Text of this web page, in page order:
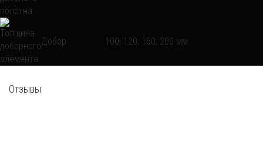
Добор 100, 120, 150, 200 мм
Отзывы